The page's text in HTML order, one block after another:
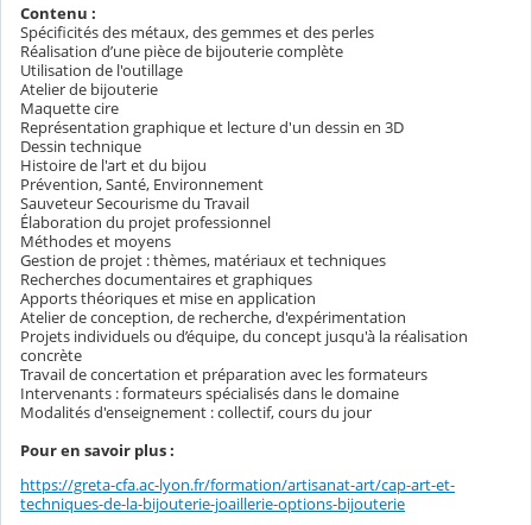
Contenu :
Spécificités des métaux, des gemmes et des perles
Réalisation d’une pièce de bijouterie complète
Utilisation de l'outillage
Atelier de bijouterie
Maquette cire
Représentation graphique et lecture d'un dessin en 3D
Dessin technique
Histoire de l'art et du bijou
Prévention, Santé, Environnement
Sauveteur Secourisme du Travail
Élaboration du projet professionnel
Méthodes et moyens
Gestion de projet : thèmes, matériaux et techniques
Recherches documentaires et graphiques
Apports théoriques et mise en application
Atelier de conception, de recherche, d'expérimentation
Projets individuels ou d’équipe, du concept jusqu'à la réalisation
concrète
Travail de concertation et préparation avec les formateurs
Intervenants : formateurs spécialisés dans le domaine
Modalités d'enseignement : collectif, cours du jour
Pour en savoir plus :
https://greta-cfa.ac-lyon.fr/formation/artisanat-art/cap-art-et-
techniques-de-la-bijouterie-joaillerie-options-bijouterie